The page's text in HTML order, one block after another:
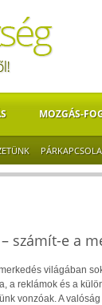
MOZGÁS-
számít-e a
világában
a reklámok és a
vonzóak. A